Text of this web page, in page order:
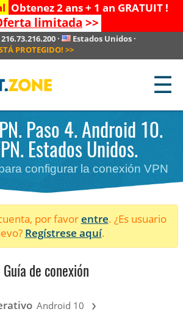
Obtenez 2 ans + 1 an GRATUIT !
limitada >>
216.73.216.200· Estados Unidos ·
PROTEGIDO! >>
☰
Paso 4. Android 10.
Estados Unidos.
configurar la conexión VPN
por favorentre. ¿Es usuario
Regístrese aquí.
Guía de conexión
Android 10 ›